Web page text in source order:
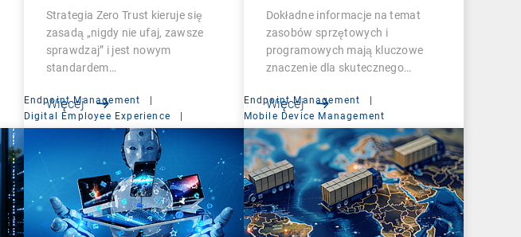
Strategia Zero Trust kieruje się
zasadą „nigdy nie ufaj, zawsze
sprawdzaj” i jest nowym
standardem…
Więcej
Dokładne informacje na temat
zasobów sprzętowych i
programowych mają kluczowe
znaczenie dla skutecznego…
Więcej
Endpoint Management
|
Digital Employee Experience
|
Management Suite
Endpoint Management
|
Mobile Device Management